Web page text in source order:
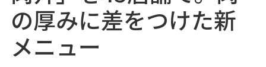
の厚みに差をつけた新
メニュー